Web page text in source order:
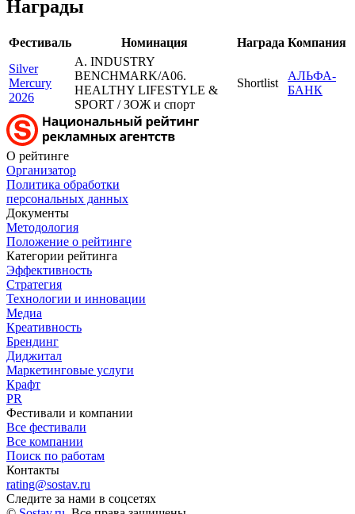
Награды
Фестиваль Номинация Награда Компания
Silver
Mercury
2026
A. INDUSTRY
BENCHMARK/A06.
HEALTHY LIFESTYLE &
SPORT / ЗОЖ и спорт
Shortlist
АЛЬФА-
БАНК
О рейтинге
Организатор
Политика обработки
персональных данных
Документы
Методология
Положение о рейтинге
Категории рейтинга
Эффективность
Стратегия
Технологии и инновации
Медиа
Креативность
Брендинг
Диджитал
Маркетинговые услуги
Крафт
PR
Фестивали и компании
Все фестивали
Все компании
Поиск по работам
Контакты
rating@sostav.ru
Следите за нами в соцсетях